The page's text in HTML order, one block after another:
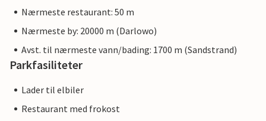
Nærmeste restaurant: 50 m
Nærmeste by: 20000 m (Darlowo)
Avst. til nærmeste vann/bading: 1700 m (Sandstrand)
Parkfasiliteter
Lader til elbiler
Restaurant med frokost